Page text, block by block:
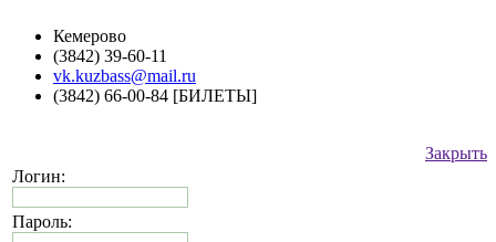
Кемерово
(3842) 39-60-11
vk.kuzbass@mail.ru
(3842) 66-00-84 [БИЛЕТЫ]
Закрыть
Логин:
Пароль: